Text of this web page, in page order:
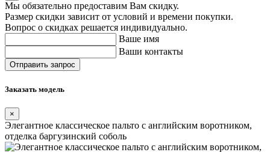
Мы обязательно предоставим Вам скидку.
Размер скидки зависит от условий и времени покупки.
Вопрос о скидках решается индивидуально.
Ваше имя
Ваши контакты
Заказать модель
×
Элегантное классическое пальто с английским воротником,
отделка баргузинский соболь